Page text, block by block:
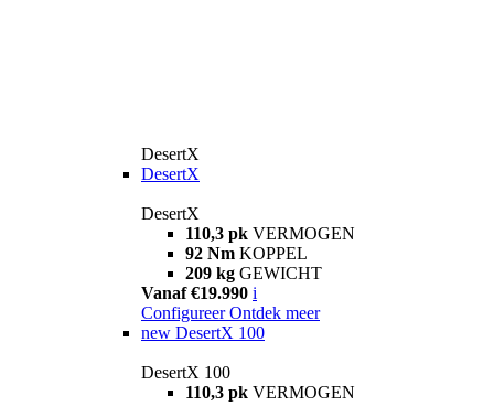
DesertX
DesertX
DesertX
110,3 pk VERMOGEN
92 Nm KOPPEL
209 kg GEWICHT
Vanaf €19.990 i
Configureer Ontdek meer
new DesertX 100
DesertX 100
110,3 pk VERMOGEN